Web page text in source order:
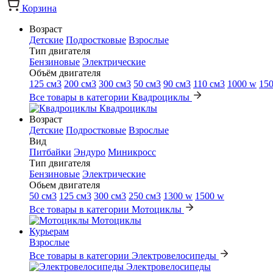
Корзина
Возраст
Детские Подростковые Взрослые
Тип двигателя
Бензиновые Электрические
Объём двигателя
125 см3 200 см3 300 см3 50 см3 90 см3 110 см3 1000 w
Все товары в категории Квадроциклы
Квадроциклы
Возраст
Детские Подростковые Взрослые
Вид
Питбайки Эндуро Миникросс
Тип двигателя
Бензиновые Электрические
Обьем двигателя
50 см3 125 см3 300 см3 250 см3 1300 w 1500 w
Все товары в категории Мотоциклы
Мотоциклы
Курьерам
Взрослые
Все товары в категории Электровелосипеды
Электровелосипеды